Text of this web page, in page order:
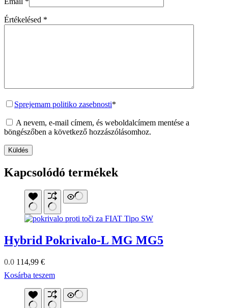
Értékelésed *
Sprejemam politiko zasebnosti*
A nevem, e-mail címem, és weboldalcímem mentése a
böngészőben a következő hozzászólásomhoz.
Küldés
Kapcsolódó termékek
Hybrid Pokrivalo-L MG MG5
0.0 114,99 €
Kosárba teszem